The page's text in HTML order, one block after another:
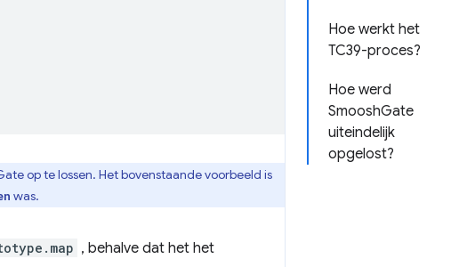
Hoe werkt het
TC39-proces?
Hoe werd
SmooshGate
uiteindelijk
opgelost?
op te lossen. Het bovenstaande voorbeeld is
was.
, behalve dat het het